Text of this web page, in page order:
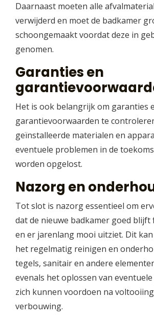
Daarnaast moeten alle
verwijderd en moet de badkamer
schoongemaakt voordat deze in
genomen.
Garanties en
Het is ook belangrijk om garanties
garantievoorwaarden te
geïnstalleerde materialen en
eventuele problemen in de
worden opgelost.
Nazorg en
Tot slot is nazorg essentieel om
dat de nieuwe badkamer goed
en er jarenlang mooi uitziet. Dit
het regelmatig reinigen en
tegels, sanitair en andere
evenals het oplossen van
zich kunnen voordoen na
verbouwing.